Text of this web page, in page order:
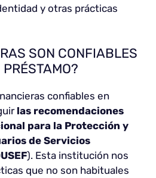
y otras prácticas
SON CONFIABLES
confiables en
las recomendaciones
para la Protección y
de Servicios
). Esta institución nos
que no son habituales